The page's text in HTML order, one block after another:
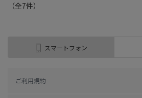
（全7件）
スマートフォン
ご利用規約